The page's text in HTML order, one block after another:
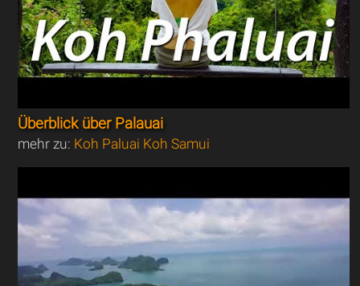
Überblick über Palauai
mehr zu: Koh Paluai Koh Samui